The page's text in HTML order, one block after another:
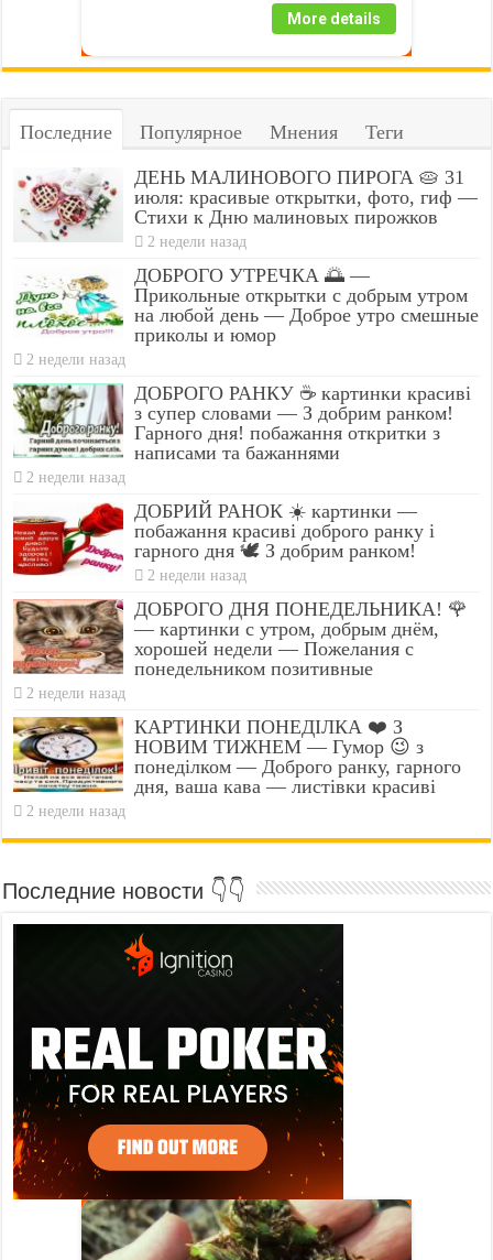
More details
Последние Популярное Мнения Теги
ДЕНЬ МАЛИНОВОГО ПИРОГА 🥧 31
июля: красивые открытки, фото, гиф —
Стихи к Дню малиновых пирожков
2 недели назад
ДОБРОГО УТРЕЧКА 🌅 —
Прикольные открытки с добрым утром
на любой день — Доброе утро смешные
приколы и юмор
2 недели назад
ДОБРОГО РАНКУ ☕ картинки красиві
з супер словами — З добрим ранком!
Гарного дня! побажання откритки з
написами та бажаннями
2 недели назад
ДОБРИЙ РАНОК ☀️ картинки —
побажання красиві доброго ранку і
гарного дня 🕊️ З добрим ранком!
2 недели назад
ДОБРОГО ДНЯ ПОНЕДЕЛЬНИКА! 🌹
— картинки с утром, добрым днём,
хорошей недели — Пожелания с
понедельником позитивные
2 недели назад
КАРТИНКИ ПОНЕДІЛКА ❤️ З
НОВИМ ТИЖНЕМ — Гумор 😉 з
понеділком — Доброго ранку, гарного
дня, ваша кава — листівки красиві
2 недели назад
Последние новости 👇👇